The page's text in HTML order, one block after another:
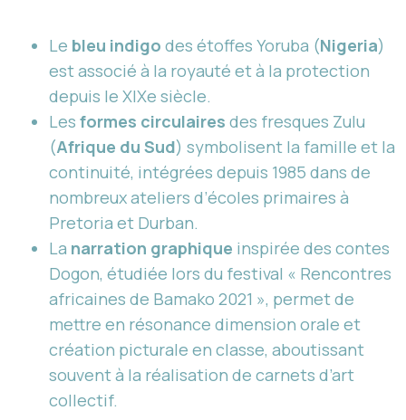
Le bleu indigo des étoffes Yoruba (Nigeria)
est associé à la royauté et à la protection
depuis le XIXe siècle.
Les formes circulaires des fresques Zulu
(Afrique du Sud) symbolisent la famille et la
continuité, intégrées depuis 1985 dans de
nombreux ateliers d’écoles primaires à
Pretoria et Durban.
La narration graphique inspirée des contes
Dogon, étudiée lors du festival « Rencontres
africaines de Bamako 2021 », permet de
mettre en résonance dimension orale et
création picturale en classe, aboutissant
souvent à la réalisation de carnets d’art
collectif.